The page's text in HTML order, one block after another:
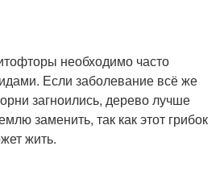
необходимо часто
Если заболевание всё же
загноились, дерево лучше
заменить, так как этот грибок
жить.